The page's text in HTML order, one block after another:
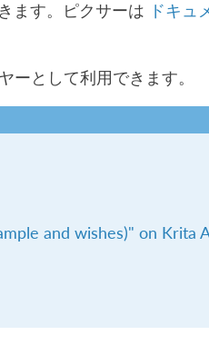
ます。ピクサーは ドキュ
ーとして利用できます。
and wishes)" on Krita